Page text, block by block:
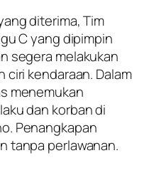
diterima, Tim
C yang dipimpin
segera melakukan
ciri kendaraan. Dalam
menemukan
dan korban di
Penangkapan
tanpa perlawanan.